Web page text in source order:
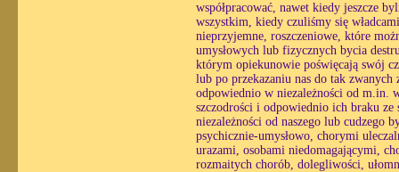
współpracować, nawet kiedy jeszcze
wszystkim, kiedy czuliśmy się
nieprzyjemne, roszczeniowe, które
umysłowych lub fizycznych bycia
którym opiekunowie poświęcają swój
lub po przekazaniu nas do tak
odpowiednio w niezależności od m.in.
szczodrości i odpowiednio ich braku
niezależności od naszego lub
psychicznie-umysłowo, chorymi
urazami, osobami niedomagającymi,
rozmaitych chorób, dolegliwości,